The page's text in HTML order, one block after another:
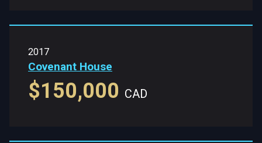
2017
Covenant House
$150,000 CAD